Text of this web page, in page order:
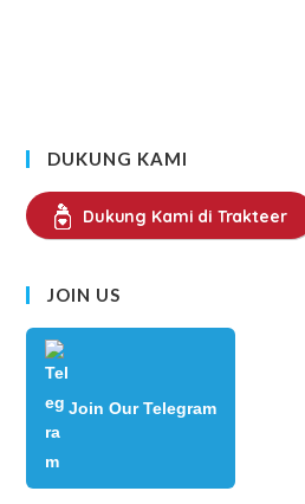
DUKUNG KAMI
Dukung Kami di Trakteer
JOIN US
Join Our Telegram